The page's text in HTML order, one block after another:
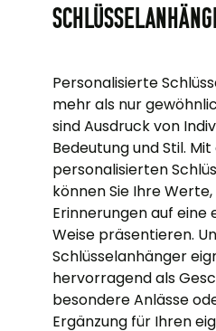
Personalisierte
mehr als nur
sind Ausdruck von
Bedeutung und Stil.
personalisierten
können Sie Ihre
Erinnerungen auf eine
Weise präsentieren.
Schlüsselanhänger
hervorragend als
besondere Anlässe
Ergänzung für Ihren